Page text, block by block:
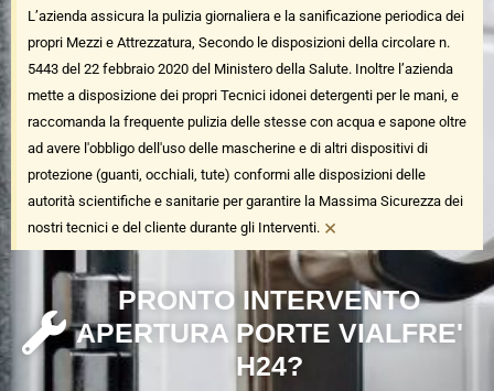
L’azienda assicura la pulizia giornaliera e la sanificazione periodica dei
propri Mezzi e Attrezzatura, Secondo le disposizioni della circolare n.
5443 del 22 febbraio 2020 del Ministero della Salute. Inoltre l’azienda
mette a disposizione dei propri Tecnici idonei detergenti per le mani, e
raccomanda la frequente pulizia delle stesse con acqua e sapone oltre
ad avere l'obbligo dell'uso delle mascherine e di altri dispositivi di
protezione (guanti, occhiali, tute) conformi alle disposizioni delle
autorità scientifiche e sanitarie per garantire la Massima Sicurezza dei
nostri tecnici e del cliente durante gli Interventi. ×
PRONTO INTERVENTO
APERTURA PORTE VIALFRE'
H24?